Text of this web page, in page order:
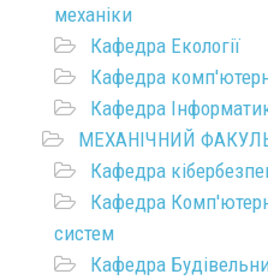
механіки
Кафедра Екології
Кафедра
Кафедра
МЕХАНІЧНИЙ
Кафедра
Кафедра
систем
Кафедра